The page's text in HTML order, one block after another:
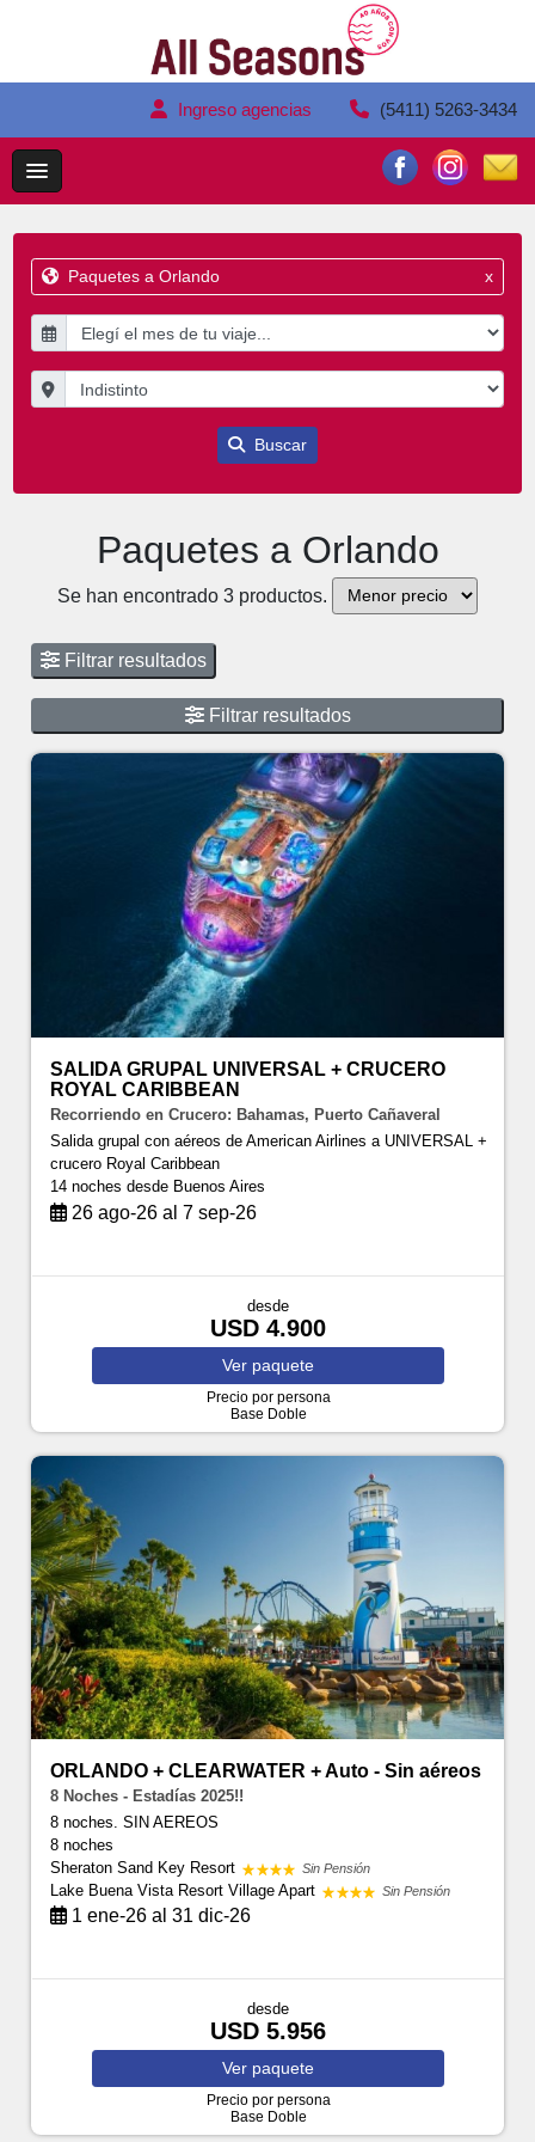
Ingreso agencias (5411) 5263-3434
Paquetes a Orlando x
Buscar
Paquetes a Orlando
Se han encontrado 3 productos.
Filtrar resultados
Filtrar resultados
SALIDA GRUPAL UNIVERSAL + CRUCERO
ROYAL CARIBBEAN
Recorriendo en Crucero: Bahamas, Puerto Cañaveral
Salida grupal con aéreos de American Airlines a UNIVERSAL +
crucero Royal Caribbean
14 nochesdesde Buenos Aires
26 ago-26 al 7 sep-26
desde
USD 4.900
Ver paquete
Precio por persona
Base Doble
ORLANDO + CLEARWATER + Auto - Sin aéreos
8 Noches - Estadías 2025!!
8 noches. SIN AEREOS
8 noches
Sheraton Sand Key Resort
Sin Pensión
Lake Buena Vista Resort Village Apart Sin Pensión
1 ene-26 al 31 dic-26
desde
USD 5.956
Ver paquete
Precio por persona
Base Doble